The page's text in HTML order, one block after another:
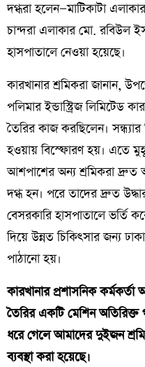
দগ্ধরা হলেন—মাটিকাটা
চান্দরা এলাকার মো. রবিউল
হাসপাতালে নেওয়া হয়েছে।
কারখানার শ্রমিকরা জানান,
পলিমার ইন্ডাস্ট্রিজ লিমিটেড
তৈরির কাজ করছিলেন।
হওয়ায় বিস্ফোরণ হয়। এতে
আশপাশের অন্য শ্রমিকরা দ্রুত
দগ্ধ হন। পরে তাদের দ্রুত
বেসরকারি হাসপাতালে ভর্তি
দিয়ে উন্নত চিকিৎসার জন্য
পাঠানো হয়।
কারখানার প্রশাসনিক
তৈরির একটি মেশিন
ধরে গেলে আমাদের দুইজন
ব্যবস্থা করা হয়েছে।